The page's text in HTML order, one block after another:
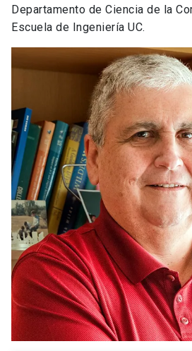
Departamento de Ciencia de la
Escuela de Ingeniería UC.